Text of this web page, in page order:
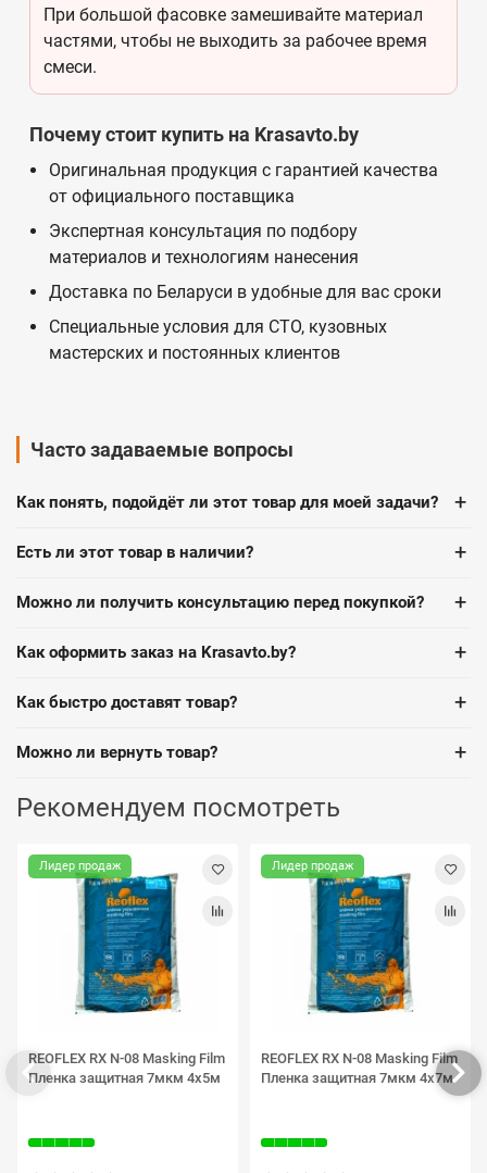
При большой фасовке замешивайте материал
частями, чтобы не выходить за рабочее время
смеси.
Почему стоит купить на Krasavto.by
Оригинальная продукция с гарантией качества
от официального поставщика
Экспертная консультация по подбору
материалов и технологиям нанесения
Доставка по Беларуси в удобные для вас сроки
Специальные условия для СТО, кузовных
мастерских и постоянных клиентов
Часто задаваемые вопросы
Как понять, подойдёт ли этот товар для моей задачи? +
Есть ли этот товар в наличии? +
Можно ли получить консультацию перед покупкой? +
Как оформить заказ на Krasavto.by? +
Как быстро доставят товар? +
Можно ли вернуть товар? +
Рекомендуем посмотреть
Лидер продаж
REOFLEX RX N-08 Masking Film
Пленка защитная 7мкм 4х5м
Лидер продаж
REOFLEX RX N-08 Masking Film
Пленка защитная 7мкм 4х7м